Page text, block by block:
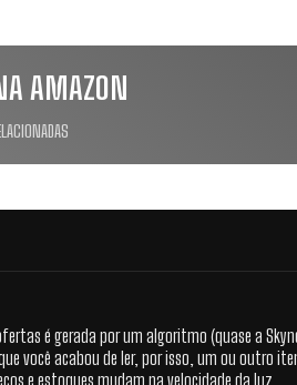
AMAZON
é gerada por um algoritmo (quase a
você acabou de ler, por isso, um ou outro
e estoques mudam na velocidade da luz